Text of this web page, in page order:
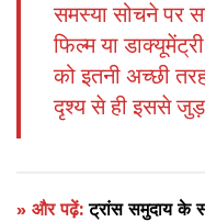
समस्या सोचने पर
फिल्म या
को इतनी अच्छी
दृश्य से ही इससे
» और पढ़ें:ट्रांस समुदाय के